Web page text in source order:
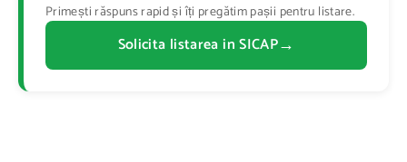
Primești răspuns rapid și îți pregătim pașii pentru listare.
Solicita listarea in SICAP→